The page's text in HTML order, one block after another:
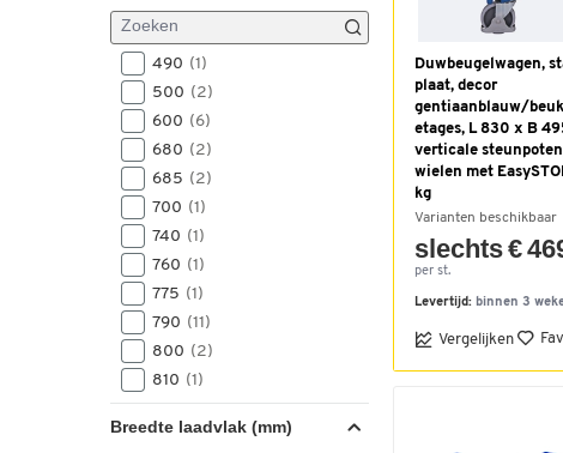
1218(1)
1220(1)
1235 (1)
1260 (1)
1280(1)
1645 (1)
1800(1)
490 (1)
500 (2)
600 (6)
680 (2)
685 (2)
700 (1)
740 (1)
760 (1)
775 (1)
790 (11)
800 (2)
810 (1)
825(4)
830(1)
Breedte laadvlak (mm)
Duwbeugelwagen,
plaat, decor
gentiaanblauw/
etages, L 830 x B
verticale
wielen met
kg
Varianten beschikbaar
slechts €
per st.
Levertijd: binnen 3
Vergelijken